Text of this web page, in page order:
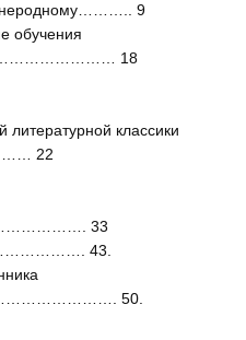
неродному……….. 9
обучения
18
литературной классики
22
33
43.
50.